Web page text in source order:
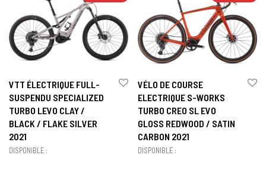
VTT ÉLECTRIQUE FULL-
SUSPENDU SPECIALIZED
TURBO LEVO CLAY /
BLACK / FLAKE SILVER
2021
DISPONIBLE :
VÉLO DE COURSE
ELECTRIQUE S-WORKS
TURBO CREO SL EVO
GLOSS REDWOOD / SATIN
CARBON 2021
DISPONIBLE :